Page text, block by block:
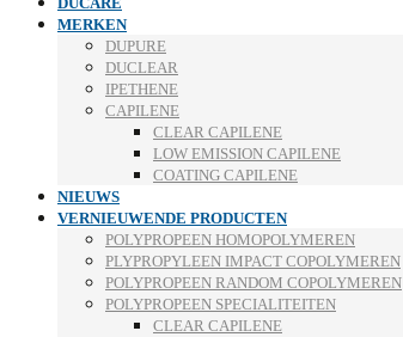
MERKEN
DUPURE
DUCLEAR
IPETHENE
CAPILENE
CLEAR CAPILENE
LOW EMISSION CAPILENE
COATING CAPILENE
NIEUWS
VERNIEUWENDE PRODUCTEN
POLYPROPEEN HOMOPOLYMEREN
PLYPROPYLEEN IMPACT COPOLYMEREN
POLYPROPEEN RANDOM COPOLYMEREN
POLYPROPEEN SPECIALITEITEN
CLEAR CAPILENE